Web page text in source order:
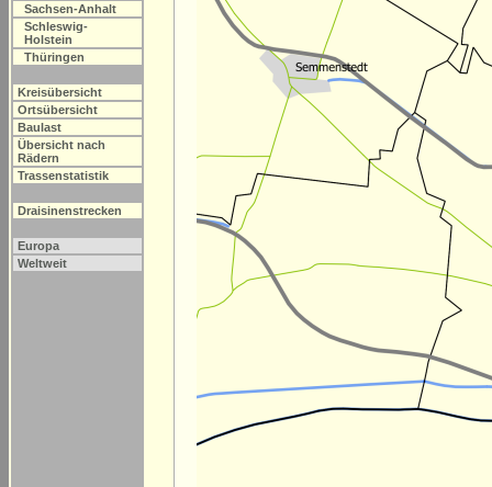
Sachsen-Anhalt
Schleswig-
Holstein
Thüringen
Kreisübersicht
Ortsübersicht
Baulast
Übersicht nach
Rädern
Trassenstatistik
Draisinenstrecken
Europa
Weltweit